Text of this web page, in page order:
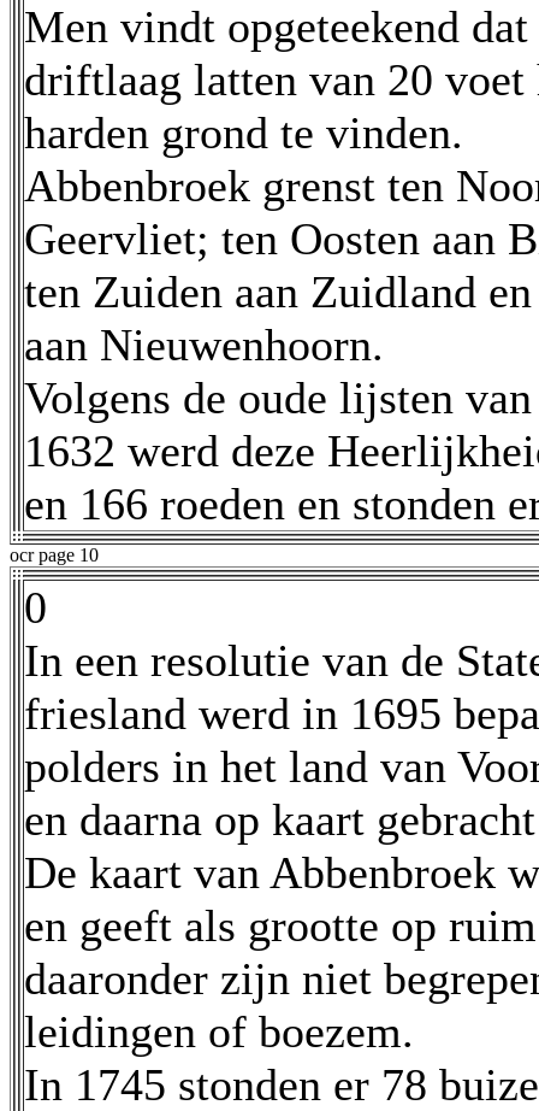
Men vindt opgeteekend
driftlaag latten van 20 voet
harden grond te vinden.
Abbenbroek grenst ten
Geervliet; ten Oosten aan
ten Zuiden aan Zuidland
aan Nieuwenhoorn.
Volgens de oude lijsten
1632 werd deze
en 166 roeden en stonden
ocr page 10
0
In een resolutie van de
friesland werd in 1695
polders in het land van
en daarna op kaart
De kaart van Abbenbroek
en geeft als grootte op
daaronder zijn niet
leidingen of boezem.
In 1745 stonden er 78